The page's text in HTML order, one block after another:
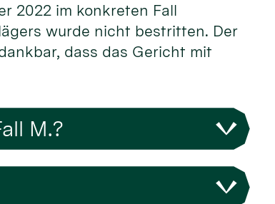
2022 im konkreten Fall
wurde nicht bestritten. Der
dass das Gericht mit
M.?